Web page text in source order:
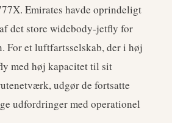
Emirates havde oprindeligt
det store widebody-jetfly for
For et luftfartsselskab, der i høj
med høj kapacitet til sit
udgør de fortsatte
udfordringer med operationel